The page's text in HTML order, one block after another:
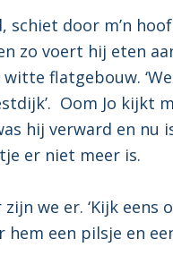
schiet door m’n
zo voert hij eten
flatgebouw.
Oom Jo kijkt
hij verward en nu
er niet meer is.
zijn we er. ‘Kijk eens
hem een pilsje en